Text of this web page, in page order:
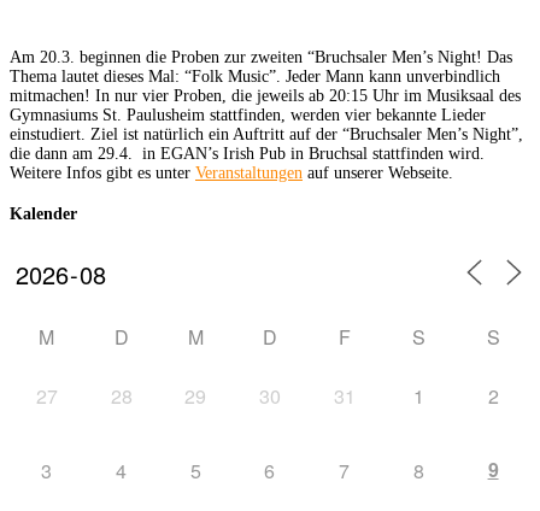
Am 20.3. beginnen die Proben zur zweiten “Bruchsaler Men’s Night! Das
Thema lautet dieses Mal: “Folk Music”. Jeder Mann kann unverbindlich
mitmachen! In nur vier Proben, die jeweils ab 20:15 Uhr im Musiksaal des
Gymnasiums St. Paulusheim stattfinden, werden vier bekannte Lieder
einstudiert. Ziel ist natürlich ein Auftritt auf der “Bruchsaler Men’s Night”,
die dann am 29.4. in EGAN’s Irish Pub in Bruchsal stattfinden wird.
Weitere Infos gibt es unter Veranstaltungen auf unserer Webseite.
Kalender
M D M D F S S
27 28 29 30 31 1 2
3 4 5 6 7 8 9